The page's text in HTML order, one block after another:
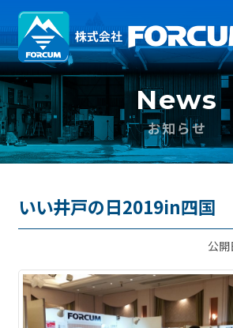
News
お知らせ
いい井戸の日2019in四国
公